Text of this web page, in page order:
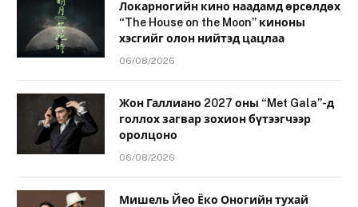
Локарногийн кино наадамд өрсөлдөх
“The House on the Moon” киноны
хэсгийг олон нийтэд цацлаа
06/08/2026
Жон Галлиано 2027 оны “Met Gala”-д
голлох загвар зохион бүтээгчээр
оролцоно
06/08/2026
Мишель Йео Ёко Оногийн тухай